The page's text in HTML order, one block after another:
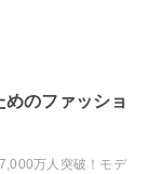
のファッショ
万人突破！モデ